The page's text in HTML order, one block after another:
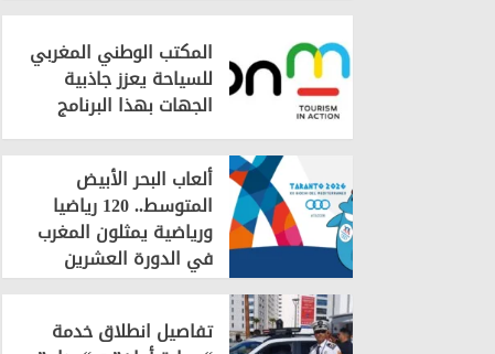
المكتب الوطني المغربي
للسياحة يعزز جاذبية
الجهات بهذا البرنامج
ألعاب البحر الأبيض
المتوسط.. 120 رياضيا
ورياضية يمثلون المغرب
في الدورة العشرين
تفاصيل انطلاق خدمة